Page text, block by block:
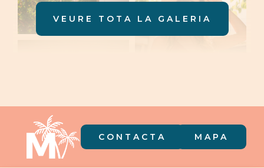
VEURE TOTA LA GALERIA
CONTACTA MAPA